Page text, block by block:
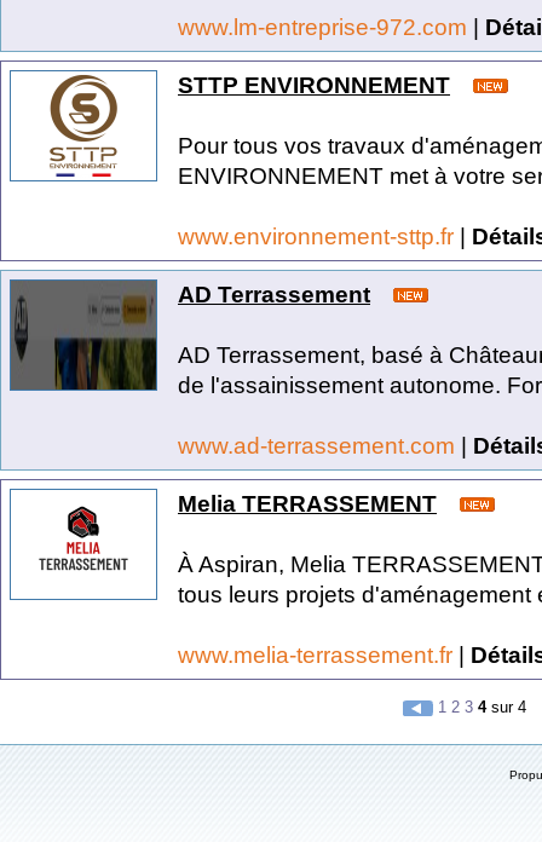
www.lm-entreprise-972.com |
STTP ENVIRONNEMENT
Pour tous vos travaux
ENVIRONNEMENT met à votre
www.environnement-sttp.fr |
AD Terrassement
AD Terrassement, basé à
de l'assainissement autonome.
www.ad-terrassement.com |
Melia TERRASSEMENT
À Aspiran, Melia
tous leurs projets d'aménagement
www.melia-terrassement.fr |
1 2 3 4sur 4